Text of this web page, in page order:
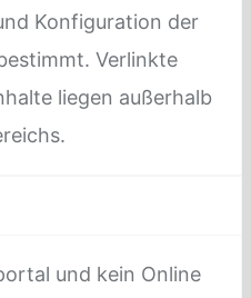
Konfiguration der
Verlinkte
liegen außerhalb
und kein Online